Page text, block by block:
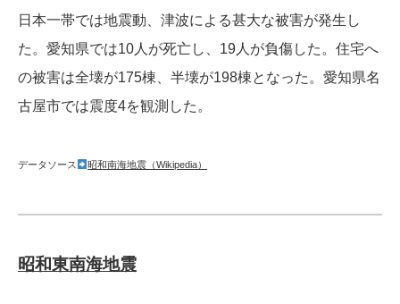
日本一帯では地震動、津波による甚大な被害が発生し
た。愛知県では10人が死亡し、19人が負傷した。住宅へ
の被害は全壊が175棟、半壊が198棟となった。愛知県名
古屋市では震度4を観測した。
データソース 昭和南海地震（Wikipedia）
昭和東南海地震